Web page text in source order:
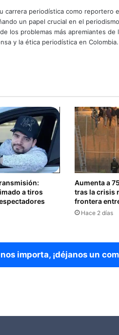
carrera periodística como reportero
un papel crucial en el
los problemas más apremiantes de
y la ética periodística en Colombia.
a tiros
Aumenta a
tras la crisis
frontera
Hace 2 días
importa, ¡déjanos un